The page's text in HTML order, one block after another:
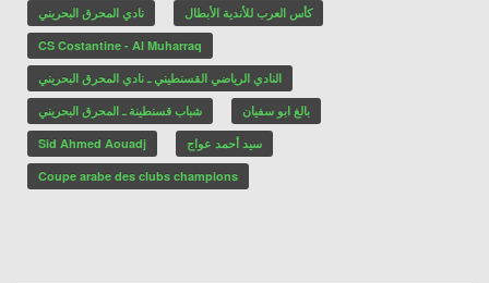
نادي المحرق البحريني
كأس العرب للأندية الأبطال
CS Costantine - Al Muharraq
النادي الرياضي القسنطيني ـ نادي المحرق البحريني
شباب قسنطينة ـ المحرق البحريني
بالغ ابو سفيان
Sid Ahmed Aouadj
سيد أحمد عواج
Coupe arabe des clubs champions